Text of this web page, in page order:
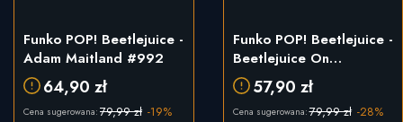
Funko POP! Beetlejuice -
Adam Maitland #992
64,90 zł
Cena sugerowana: 79,99 zł -19%
Funko POP! Beetlejuice -
Beetlejuice On
Tombstone #1757
57,90 zł
Cena sugerowana:79,99 zł -28%